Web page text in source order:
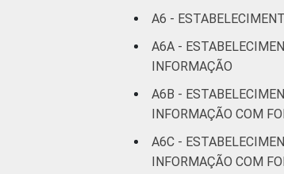
UNIDADE BÁSICA
DE SAÚDE
Fonte: CGI.br/NIC.br,
A6 -
A6A -
INFORMAÇÃO
A6B -
INFORMAÇÃO COM
A6C -
INFORMAÇÃO COM